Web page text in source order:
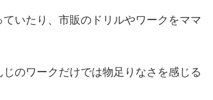
いたり、市販のドリルやワークをママ
のワークだけでは物足りなさを感じる